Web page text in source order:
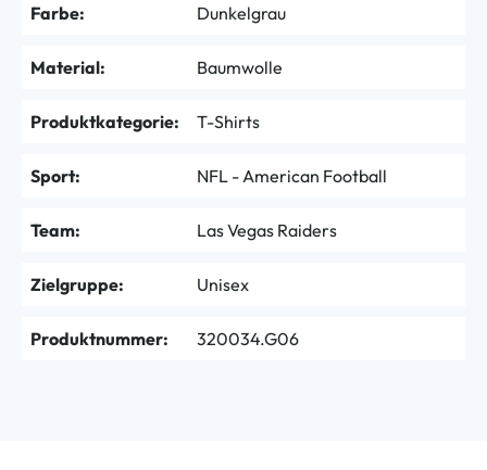
Farbe: Dunkelgrau
Material: Baumwolle
Produktkategorie: T-Shirts
Sport: NFL - American Football
Team: Las Vegas Raiders
Zielgruppe: Unisex
Produktnummer: 320034.G06